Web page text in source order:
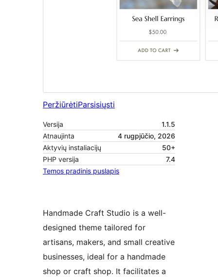
PeržiūrėtiParsisiųsti
Versija
1.1.5
Atnaujinta
4 rugpjūčio, 2026
Aktyvių instaliacijų
50+
PHP versija
7.4
Temos pradinis puslapis
Handmade Craft Studio is a well-
designed theme tailored for
artisans, makers, and small creative
businesses, ideal for a handmade
shop or craft shop. It facilitates a